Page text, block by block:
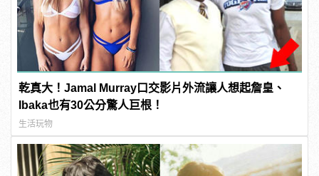
乾真大！Jamal Murray口交影片外流讓人想起詹皇、
Ibaka也有30公分驚人巨根！
生活玩物